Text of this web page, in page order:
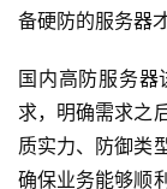
备硬防的服务器
国内高防服务器
求，明确需求之
质实力、防御类
确保业务能够顺